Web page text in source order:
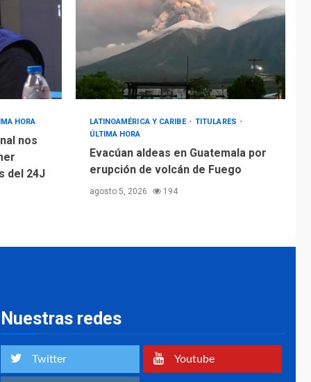
HORA
nos
del 24J
LATINOAMÉRICA Y CARIBE
TITULARES
ÚLTIMA HORA
Evacúan aldeas en Guatemala por
erupción de volcán de Fuego
agosto 5, 2026 194
Nuestras redes
Twitter Youtube